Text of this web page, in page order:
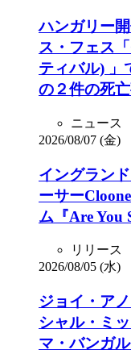
ハンガリー
ス・フェス
ティバル) 」
の２件の死
ニュース
2026/08/07 (金)
イングラン
ーサー
ム『Are You
リリース
2026/08/05 (水)
ジョイ・ア
シャル・ミ
マ・バンガ